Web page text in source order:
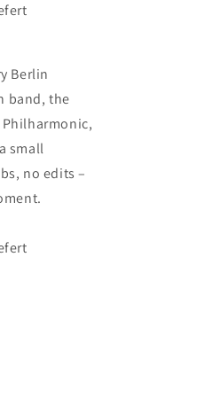
Berlin
band, the
Philharmonic,
small
no edits –